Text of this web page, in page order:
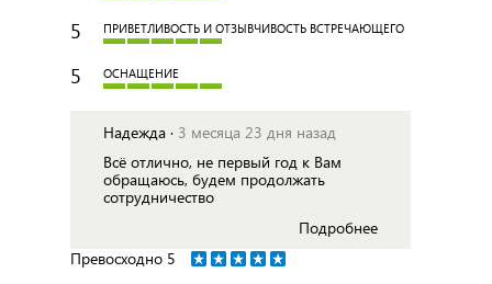
5 ПРИВЕТЛИВОСТЬ И ОТЗЫВЧИВОСТЬ ВСТРЕЧАЮЩЕГО
5 ОСНАЩЕНИЕ
Надежда · 3 месяца 23 дня назад
Всё отлично, не первый год к Вам
обращаюсь, будем продолжать
сотрудничество
Подробнее
Превосходно 5